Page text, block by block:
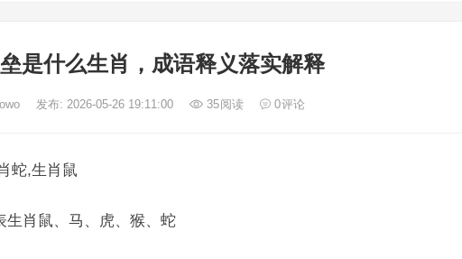
是什么生肖，成语释义落实解释
发布: 2026-05-26 19:11:00 35阅读 0评论
蛇,生肖鼠
生肖鼠、马、虎、猴、蛇